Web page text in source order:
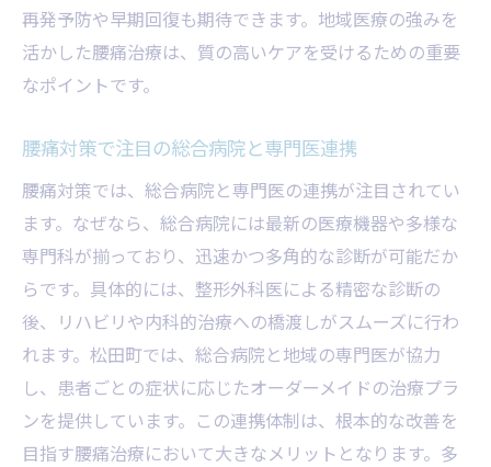
再発予防や早期回復も期待できます。地域医療の強みを
活かした腰痛治療は、質の高いケアを受けるための重要
なポイントです。
腰痛対策で注目の総合病院と専門医連携
腰痛対策では、総合病院と専門医の連携が注目されてい
ます。なぜなら、総合病院には最新の医療機器や多様な
専門科が揃っており、迅速かつ多角的な診断が可能だか
らです。具体的には、整形外科医による精密な診断の
後、リハビリや内科的治療への橋渡しがスムーズに行わ
れます。松田町では、総合病院と地域の専門医が協力
し、患者ごとの症状に応じたオーダーメイドの治療プラ
ンを提供しています。この連携体制は、根本的な改善を
目指す腰痛治療において大きなメリットとなります。多